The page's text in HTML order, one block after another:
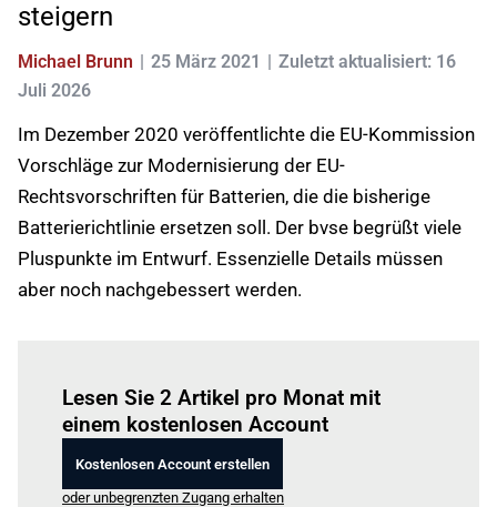
steigern
Michael Brunn 25 März 2021
Zuletzt aktualisiert: 16
Juli 2026
Im Dezember 2020 veröffentlichte die EU-Kommission
Vorschläge zur Modernisierung der EU-
Rechtsvorschriften für Batterien, die die bisherige
Batterierichtlinie ersetzen soll. Der bvse begrüßt viele
Pluspunkte im Entwurf. Essenzielle Details müssen
aber noch nachgebessert werden.
Lesen Sie 2 Artikel pro Monat mit
einem kostenlosen Account
Kostenlosen Account erstellen
oder unbegrenzten Zugang erhalten